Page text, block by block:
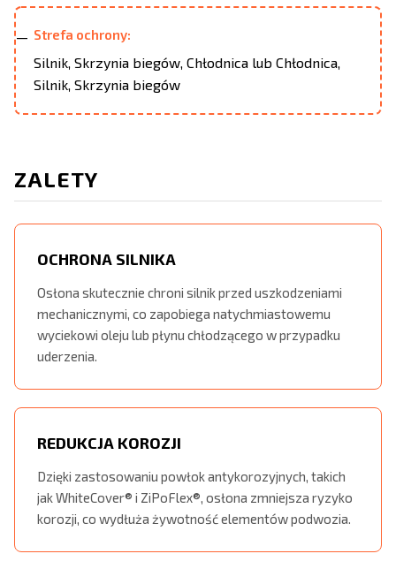
Strefa ochrony:
Silnik, Skrzynia biegów, Chłodnica lub Chłodnica,
Silnik, Skrzynia biegów
ZALETY
OCHRONA SILNIKA
Osłona skutecznie chroni silnik przed uszkodzeniami
mechanicznymi, co zapobiega natychmiastowemu
wyciekowi oleju lub płynu chłodzącego w przypadku
uderzenia.
REDUKCJA KOROZJI
Dzięki zastosowaniu powłok antykorozyjnych, takich
jak WhiteCover® i ZiPoFlex®, osłona zmniejsza ryzyko
korozji, co wydłuża żywotność elementów podwozia.